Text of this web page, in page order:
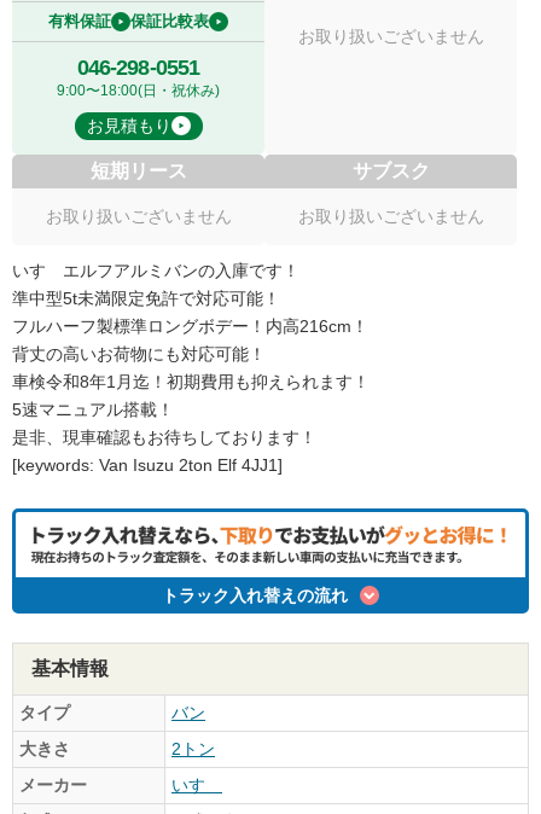
有料保証 保証比較表
046-298-0551
9:00〜18:00(日・祝休み)
お見積もり
お取り扱いございません
短期リース
お取り扱いございません
サブスク
お取り扱いございません
いすゞエルフアルミバンの入庫です！
準中型5t未満限定免許で対応可能！
フルハーフ製標準ロングボデー！内高216cm！
背丈の高いお荷物にも対応可能！
車検令和8年1月迄！初期費用も抑えられます！
5速マニュアル搭載！
是非、現車確認もお待ちしております！
[keywords: Van Isuzu 2ton Elf 4JJ1]
トラック入れ替えの流れ
基本情報
タイプ
バン
大きさ
2トン
メーカー
いすゞ